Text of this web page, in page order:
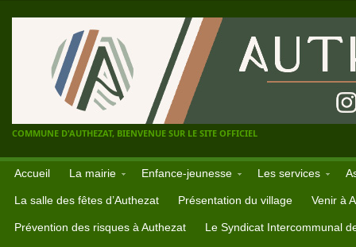
COMMUNE D'AUTHEZAT, BIENVENUE SUR LE SITE OFFICIEL
Accueil La mairie Enfance-jeunesse Les services
La salle des fêtes d’Authezat Présentation du village Venir à
Prévention des risques à Authezat Le Syndicat Intercommunal